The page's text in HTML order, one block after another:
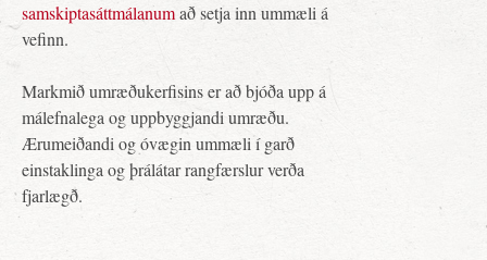
samskiptasáttmálanumað setja inn ummæli á
vefinn.
Markmið umræðukerfisins er að bjóða upp á
málefnalega og uppbyggjandi umræðu.
Ærumeiðandi og óvægin ummæli í garð
einstaklinga og þrálátar rangfærslur verða
fjarlægð.